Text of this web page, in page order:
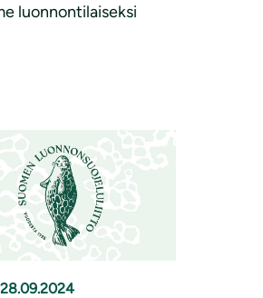
luonnontilaiseksi
28.09.2024